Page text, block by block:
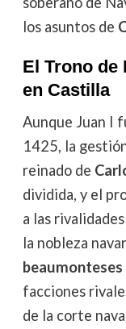
los asuntos de
El Trono de
en Castilla
Aunque Juan I
1425, la
reinado de
dividida, y el
a las
la nobleza
beaumonteses
facciones
de la corte